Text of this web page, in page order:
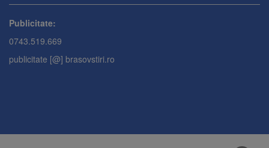
Publicitate:
0743.519.669
publicitate [@] brasovstiri.ro